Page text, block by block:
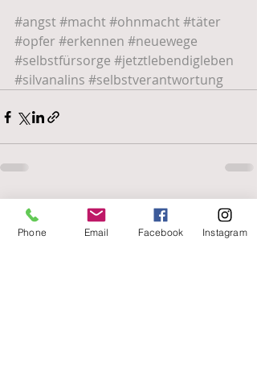
#angst#macht#ohnmacht#täter
#opfer #erkennen #neuewege
#selbstfürsorge #jetztlebendigleben
#silvanalins #selbstverantwortung
Aktuelle Beiträge Alle ansehen
Phone Email Facebook Instagram